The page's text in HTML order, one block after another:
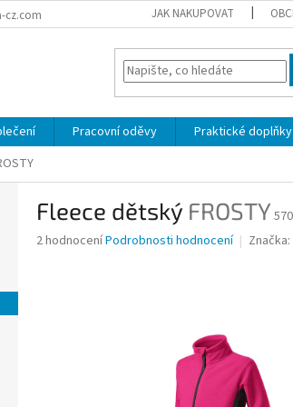
cz.com JAK NAKUPOVAT
Pracovní oděvy Praktické doplňky
Fleece dětský FROSTY
Průměrné
2 hodnoceníPodrobnosti hodnocení Značka: